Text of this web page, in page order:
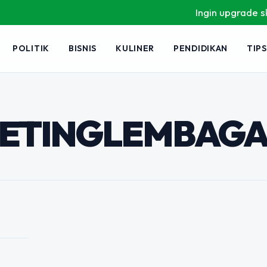
Ingin upgrade skill
POLITIK BISNIS KULINER PENDIDIKAN
dan
pendidikan semakin ketat. Tidak